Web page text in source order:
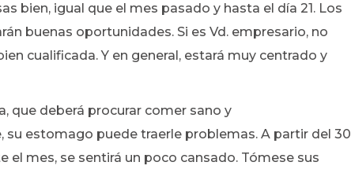
bien, igual que el mes pasado y hasta el día 21. Los
buenas oportunidades. Si es Vd. empresario, no
cualificada. Y en general, estará muy centrado y
que deberá procurar comer sano y
su estomago puede traerle problemas. A partir del 30
el mes, se sentirá un poco cansado. Tómese sus